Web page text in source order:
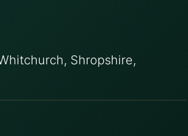
Shropshire,